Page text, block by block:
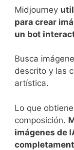
Midjourney
para crear
un bot
Busca
descrito y las
artística.
Lo que
composición.
imágenes de